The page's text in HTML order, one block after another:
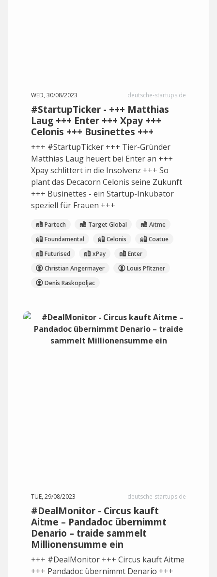
WED, 30/08/2023 deutsche-startups.de
#StartupTicker - +++ Matthias
Laug +++ Enter +++ Xpay +++
Celonis +++ Businettes +++
+++ #StartupTicker +++ Tier-Gründer
Matthias Laug heuert bei Enter an +++
Xpay schlittert in die Insolvenz +++ So
plant das Decacorn Celonis seine Zukunft
+++ Businettes - ein Startup-Inkubator
speziell für Frauen +++
Partech Target Global
Aitme
Foundamental
Celonis
Coatue
Futurised
xPay
Enter
Christian Angermayer
Louis Pfitzner
Denis Raskopoljac
TUE, 29/08/2023 deutsche-startups.de
#DealMonitor - Circus kauft
Aitme – Pandadoc übernimmt
Denario – traide sammelt
Millionensumme ein
+++ #DealMonitor +++ Circus kauft Aitme
+++ Pandadoc übernimmt Denario +++